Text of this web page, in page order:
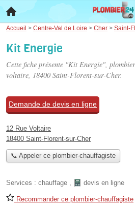
Accueil > Centre-Val de Loire > Cher > Saint-
Kit Energie
Cette fiche présente "Kit Energie",
voltaire, 18400 Saint-Florent-sur-Cher.
Demande de devis en ligne
12 Rue Voltaire
18400 Saint-Florent-sur-Cher
📞 Appeler ce plombier-chauffagiste
Services : chauffage , devis en ligne
Recommander ce plombier-chauffagiste